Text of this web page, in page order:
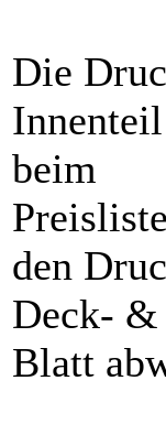
Die
beim
den
Deck- &
Blatt